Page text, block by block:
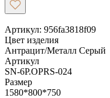
Артикул: 956fa3818f09
Цвет изделия
Антрацит/Металл Серый
Артикул
SN-6P.OPRS-024
Размер
1580*800*750